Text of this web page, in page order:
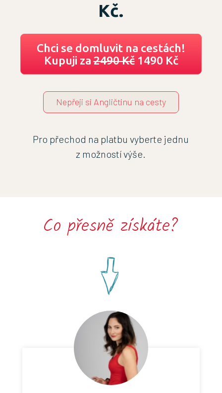
Kč.
Chci se domluvit na cestách!
Kupuji za2490 Kč1490 Kč
Nepřeji si Angličtinu na cesty
Pro přechod na platbu vyberte jednu
z možností výše.
Co přesně získáte?